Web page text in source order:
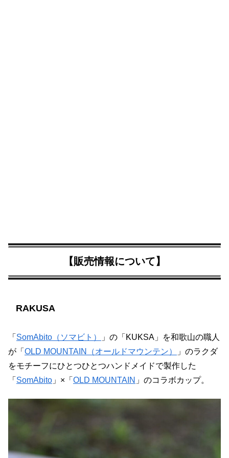
【販売情報について】
RAKUSA
「 SomAbito（ソマビト）
」の「KUKSA」を和歌山の職人
が「 OLD MOUNTAIN（オールドマウンテン）
」のラクダ
をモチーフにひとつひとつハンドメイドで製作した
「 SomAbito 」×「 OLD MOUNTAIN 」のコラボカップ。